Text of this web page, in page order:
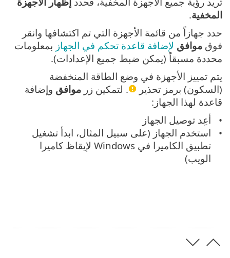
المخفية.
حدد جهازاً من قائمة الأجهزة التي تم اكتشافها وانقر
فوق موافق لإضافة قاعدة تحكم في الجهاز بمعلومات
محددة مسبقاً (يمكن ضبط جميع الإعدادات).
يتم تمييز الأجهزة في وضع الطاقة المنخفضة
(السكون) برمز تحذير
. لتمكين زر موافق وإضافة
قاعدة لهذا الجهاز:
أعِد توصيل الجهاز
استخدم الجهاز (على سبيل المثال، ابدأ تشغيل
تطبيق الكاميرا في Windows لإيقاظ كاميرا
الويب)